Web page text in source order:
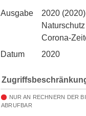
Ausgabe
2020
Corona-
Datum
2020
NUR AN RECHNERN DER
ABRUFBAR